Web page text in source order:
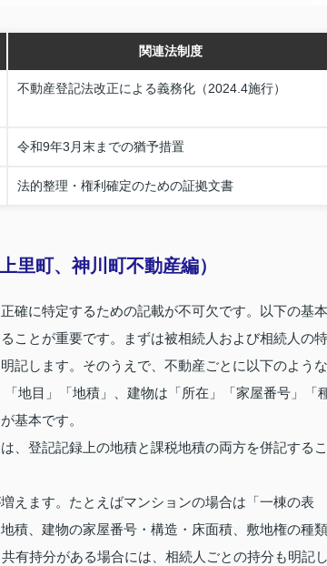
関連法制度
不動産登記法改正による義務化（2024.4施行）
令和9年3月末までの猶予措置
法的整理・権利確定のための証拠文書
里町、神川町不動産編）
確に特定するための記載が不可欠です。以下の基本
ことが重要です。まずは被相続人および相続人の特
記します。そのうえで、不動産ごとに以下のような
地目」「地積」、建物は「所在」「家屋番号」「
基本です。
、登記記録上の地積と課税地積の両方を併記するこ
えます。たとえばマンションの場合は「一棟の表
積、建物の家屋番号・構造・床面積、敷地権の種類
有持分がある場合には、相続人ごとの持分も明記